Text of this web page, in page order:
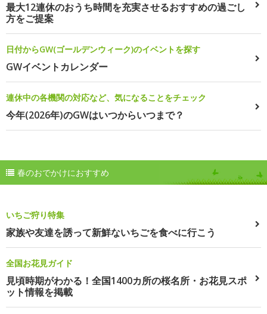
最大12連休のおうち時間を充実させるおすすめの過ごし
方をご提案
日付からGW(ゴールデンウィーク)のイベントを探す
GWイベントカレンダー
連休中の各機関の対応など、気になることをチェック
今年(2026年)のGWはいつからいつまで？
春のおでかけにおすすめ
いちご狩り特集
家族や友達を誘って新鮮ないちごを食べに行こう
全国お花見ガイド
見頃時期がわかる！全国1400カ所の桜名所・お花見スポ
ット情報を掲載